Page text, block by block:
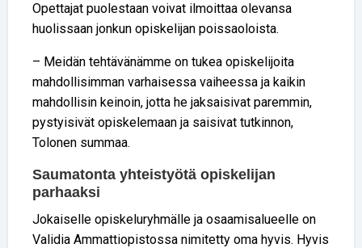
Opettajat puolestaan voivat ilmoittaa olevansa
huolissaan jonkun opiskelijan poissaoloista.
– Meidän tehtävänämme on tukea opiskelijoita
mahdollisimman varhaisessa vaiheessa ja kaikin
mahdollisin keinoin, jotta he jaksaisivat paremmin,
pystyisivät opiskelemaan ja saisivat tutkinnon,
Tolonen summaa.
Saumatonta yhteistyötä opiskelijan
parhaaksi
Jokaiselle opiskeluryhmälle ja osaamisalueelle on
Validia Ammattiopistossa nimitetty oma hyvis. Hyvis